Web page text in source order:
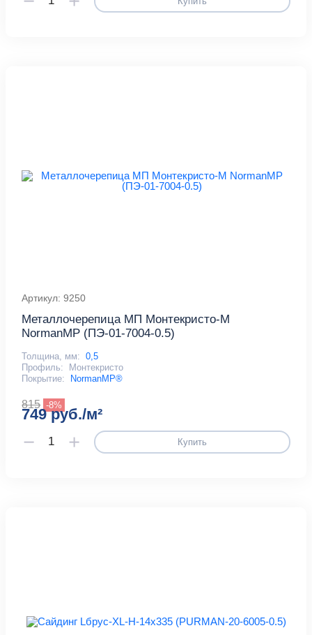
Артикул: 9250
Металлочерепица МП Монтекристо-M
NormanMP (ПЭ-01-7004-0.5)
Толщина, мм: 0,5
Профиль:
Монтекристо
Покрытие:
NormanMP®
815 -8%
749 руб./м²
Купить